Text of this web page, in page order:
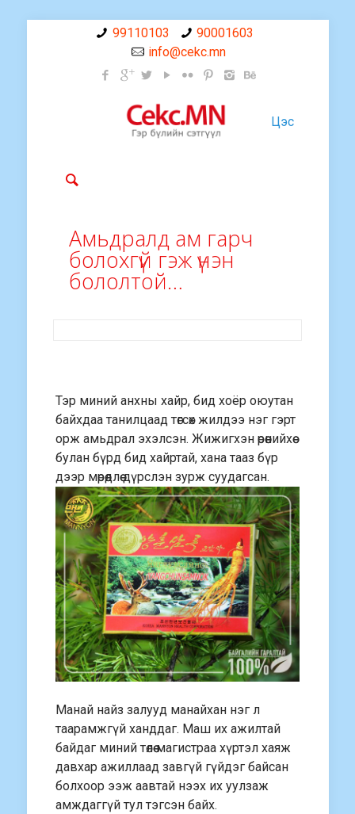
99110103
90001603
info@cekc.mn
Цэс
Амьдралд ам гарч
болохгүй гэж үнэн
бололтой…
Тэр миний анхны хайр, бид хоёр оюутан
байхдаа танилцаад төгсөх жилдээ нэг гэрт
орж амьдрал эхэлсэн. Жижигхэн өрөөнийхөө
булан бүрд бид хайртай, хана тааз бүр
дээр мөрөөдлөө дүрслэн зурж суудагсан.
Манай найз залууд манайхан нэг л
таарамжгүй ханддаг. Маш их ажилтай
байдаг миний төлөө магистраа хүртэл хаяж
давхар ажиллаад завгүй гүйдэг байсан
болхоор ээж аавтай нээх их уулзаж
амждаггүй тул тэгсэн байх.